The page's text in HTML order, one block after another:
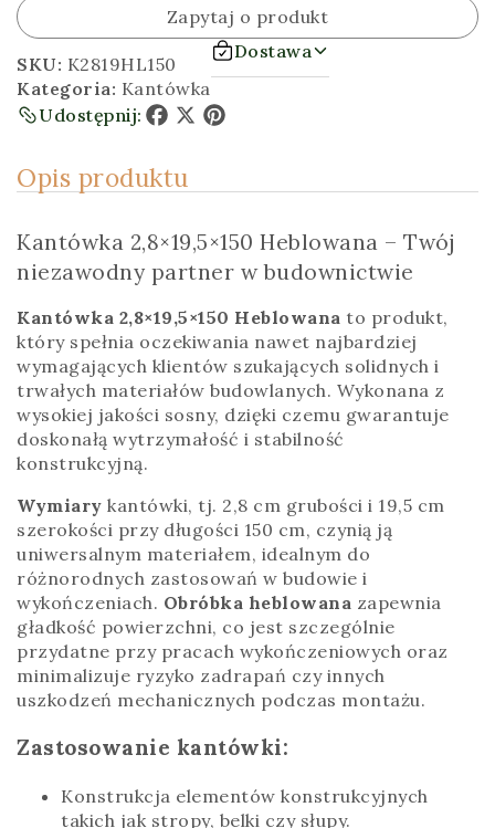
Zapytaj o produkt
SKU: K2819HL150
Kategoria: Kantówka
Dostawa
Udostępnij:
Opis produktu
Kantówka 2,8×19,5×150 Heblowana – Twój
niezawodny partner w budownictwie
Kantówka 2,8×19,5×150 Heblowana to produkt,
który spełnia oczekiwania nawet najbardziej
wymagających klientów szukających solidnych i
trwałych materiałów budowlanych. Wykonana z
wysokiej jakości sosny, dzięki czemu gwarantuje
doskonałą wytrzymałość i stabilność
konstrukcyjną.
Wymiary kantówki, tj. 2,8 cm grubości i 19,5 cm
szerokości przy długości 150 cm, czynią ją
uniwersalnym materiałem, idealnym do
różnorodnych zastosowań w budowie i
wykończeniach. Obróbka heblowana zapewnia
gładkość powierzchni, co jest szczególnie
przydatne przy pracach wykończeniowych oraz
minimalizuje ryzyko zadrapań czy innych
uszkodzeń mechanicznych podczas montażu.
Zastosowanie kantówki:
Konstrukcja elementów konstrukcyjnych
takich jak stropy, belki czy słupy.